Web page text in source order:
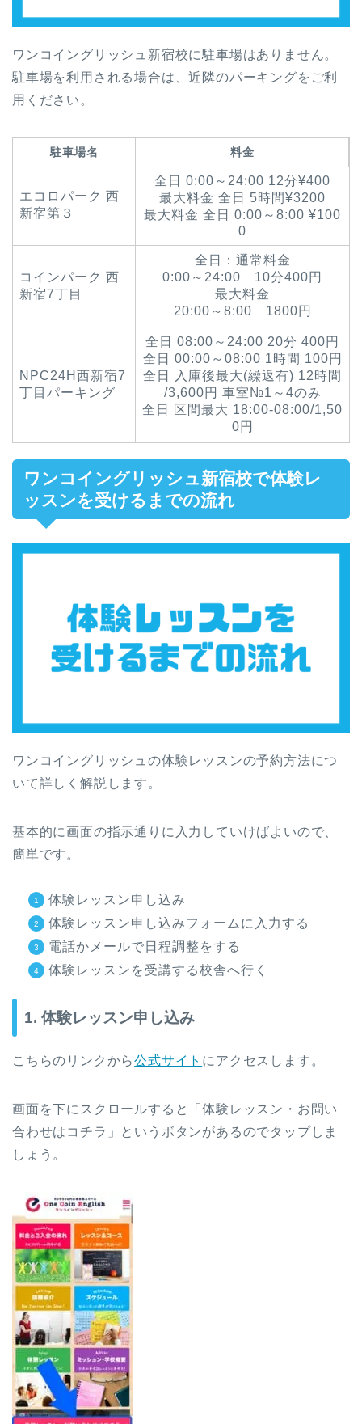
ワンコイングリッシュ新宿校に駐車場はありません。
駐車場を利用される場合は、近隣のパーキングをご利
用ください。
駐車場名 料金
エコロパーク 西
新宿第３
全日 0:00～24:00 12分¥400
最大料金 全日 5時間¥3200
最大料金 全日 0:00～8:00 ¥100
0
コインパーク 西
新宿7丁目
全日：通常料金
0:00～24:00 10分400円
最大料金
20:00～8:00 1800円
NPC24H西新宿7
丁目パーキング
全日 08:00～24:00 20分 400円
全日 00:00～08:00 1時間 100円
全日 入庫後最大(繰返有) 12時間
/3,600円 車室№1～4のみ
全日 区間最大 18:00-08:00/1,50
0円
ワンコイングリッシュ新宿校で体験レ
ッスンを受けるまでの流れ
ワンコイングリッシュの体験レッスンの予約方法につ
いて詳しく解説します。
基本的に画面の指示通りに入力していけばよいので、
簡単です。
体験レッスン申し込み
体験レッスン申し込みフォームに入力する
電話かメールで日程調整をする
体験レッスンを受講する校舎へ行く
1. 体験レッスン申し込み
こちらのリンクから公式サイト にアクセスします。
画面を下にスクロールすると「体験レッスン・お問い
合わせはコチラ」というボタンがあるのでタップしま
しょう。